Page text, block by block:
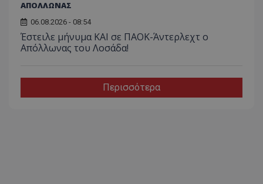
ΑΠΟΛΛΩΝΑΣ
06.08.2026 - 08:54
Έστειλε μήνυμα ΚΑΙ σε ΠΑΟΚ-Άντερλεχτ ο
Απόλλωνας του Λοσάδα!
Περισσότερα